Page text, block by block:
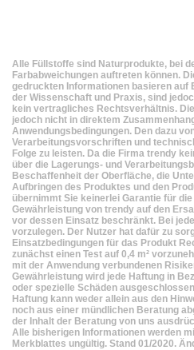
Alle Füllstoffe sind Naturprodukte, bei
Farbabweichungen auftreten können.
gedruckten Informationen basieren auf
der Wissenschaft und Praxis, sind
kein vertragliches Rechtsverhältnis.
jedoch nicht in direktem
Anwendungsbedingungen. Den dazu
Verarbeitungsvorschriften und
Folge zu leisten. Da die Firma trendy
über die Lagerungs- und
Beschaffenheit der Oberfläche, die
Aufbringen des Produktes und den
übernimmt Sie keinerlei Garantie für
Gewährleistung von trendy auf den
vor dessen Einsatz beschränkt. Bei
vorzulegen. Der Nutzer hat dafür zu
Einsatzbedingungen für das Produkt
zunächst einen Test auf 0,4 m²
mit der Anwendung verbundenen
Gewährleistung wird jede Haftung in
oder spezielle Schäden
Haftung kann weder allein aus den
noch aus einer mündlichen Beratung
der Inhalt der Beratung von uns
Alle bisherigen Informationen werden
Merkblattes ungültig. Stand 01/2020.